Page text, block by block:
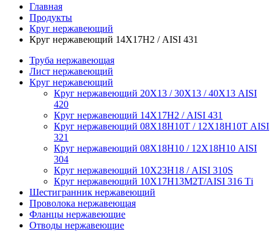
Главная
Продукты
Круг нержавеющий
Круг нержавеющий 14Х17Н2 / AISI 431
Труба нержавеющая
Лист нержавеющий
Круг нержавеющий
Круг нержавеющий 20Х13 / 30Х13 / 40Х13 AISI
420
Круг нержавеющий 14Х17Н2 / AISI 431
Круг нержавеющий 08Х18Н10Т / 12Х18Н10Т AISI
321
Круг нержавеющий 08Х18Н10 / 12Х18Н10 AISI
304
Круг нержавеющий 10Х23Н18 / AISI 310S
Круг нержавеющий 10Х17Н13М2Т/AISI 316 Тi
Шестигранник нержавеющий
Проволока нержавеющая
Фланцы нержавеющие
Отводы нержавеющие